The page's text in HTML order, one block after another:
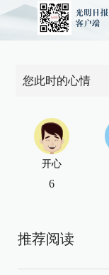
您此时的心情
开心
6
推荐阅读